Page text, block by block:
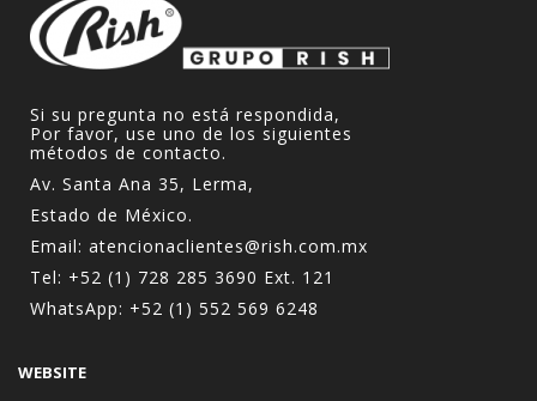
Si su pregunta no está respondida,
Por favor, use uno de los siguientes
métodos de contacto.
Av. Santa Ana 35, Lerma,
Estado de México.
Email: atencionaclientes@rish.com.mx
Tel: +52 (1) 728 285 3690 Ext. 121
WhatsApp: +52 (1) 552 569 6248
WEBSITE